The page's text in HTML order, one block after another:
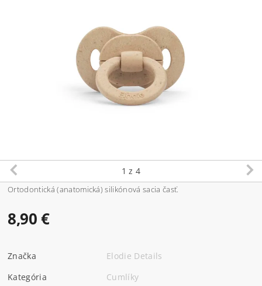
1 z 4
Ortodontická (anatomická) silikónová sacia časť.
8,90 €
Značka
Elodie Details
Kategória
Cumlíky